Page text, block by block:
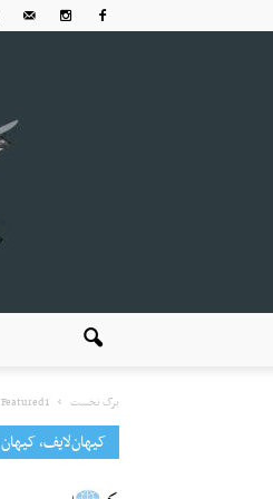
برگ نخست Featured1
کیهان‌لایف،